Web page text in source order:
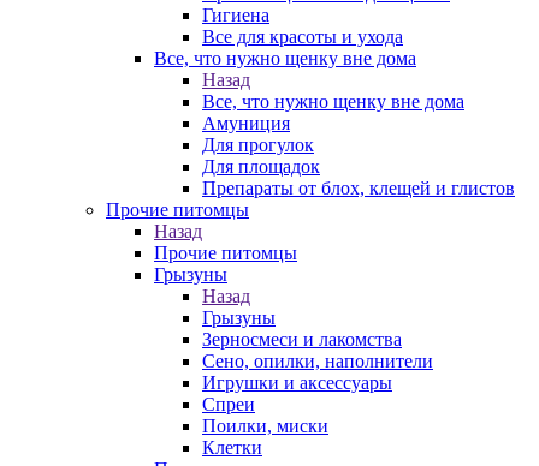
Гигиена
Все для красоты и ухода
Все, что нужно щенку вне дома
Назад
Все, что нужно щенку вне дома
Амуниция
Для прогулок
Для площадок
Препараты от блох, клещей и глистов
Прочие питомцы
Назад
Прочие питомцы
Грызуны
Назад
Грызуны
Зерносмеси и лакомства
Сено, опилки, наполнители
Игрушки и аксессуары
Спреи
Поилки, миски
Клетки